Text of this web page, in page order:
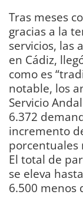
Tras meses
gracias a la
servicios, las
en Cádiz,
como es
notable, los
Servicio
6.372
incremento
porcentuales
El total de
se eleva
6.500 menos